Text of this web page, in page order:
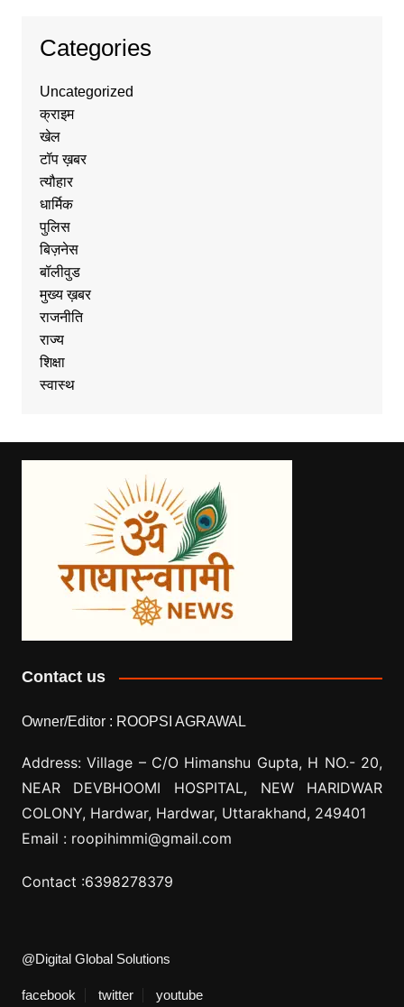
Categories
Uncategorized
क्राइम
खेल
टॉप ख़बर
त्यौहार
धार्मिक
पुलिस
बिज़नेस
बॉलीवुड
मुख्य ख़बर
राजनीति
राज्य
शिक्षा
स्वास्थ
Contact us
Owner/Editor : ROOPSI AGRAWAL
Address: Village – C/O Himanshu Gupta, H NO.- 20,
NEAR DEVBHOOMI HOSPITAL, NEW HARIDWAR
COLONY, Hardwar, Hardwar, Uttarakhand, 249401
Email : roopihimmi@gmail.com
Contact :6398278379
@Digital Global Solutions
facebook twitter youtube